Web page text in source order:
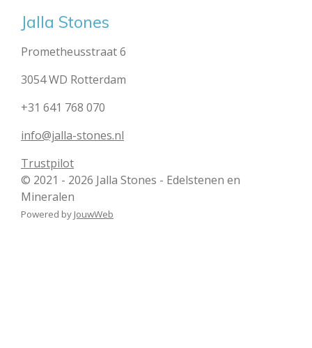
Jalla Stones
Prometheusstraat 6
3054 WD Rotterdam
+31 641 768 070
info@jalla-stones.nl
Trustpilot
© 2021 - 2026 Jalla Stones - Edelstenen en
Mineralen
Powered by JouwWeb